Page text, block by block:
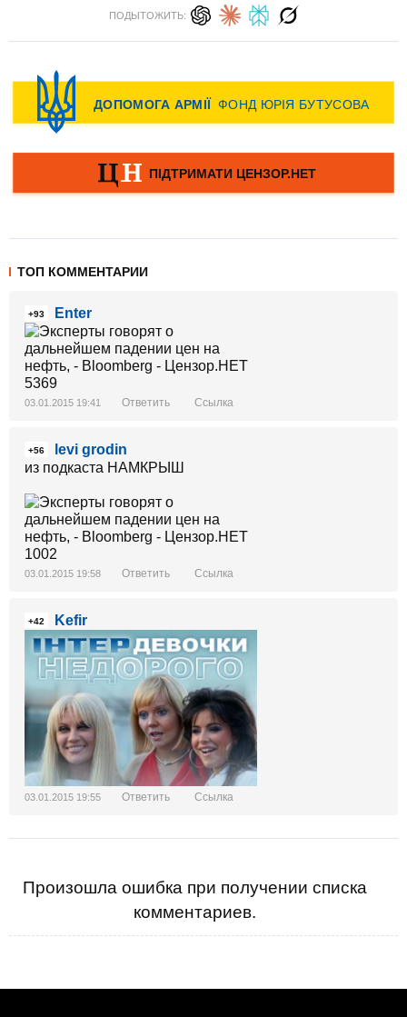
ПОДЫТОЖИТЬ:
ТОП КОММЕНТАРИИ
+93 Enter
03.01.2015 19:41 Ответить Ссылка
+56
levi grodin
из подкаста НАМКРЫШ
03.01.2015 19:58 Ответить Ссылка
+42 Kefir
03.01.2015 19:55 Ответить Ссылка
Произошла ошибка при получении списка
комментариев.